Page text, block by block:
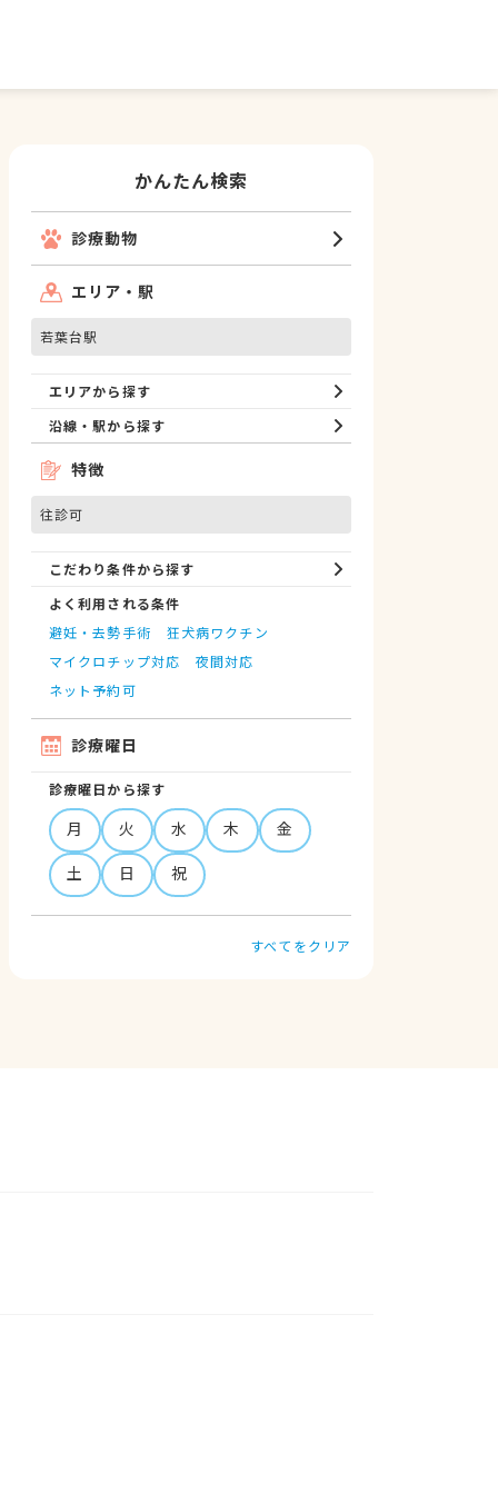
かんたん検索
診療動物
エリア・駅
若葉台駅
エリアから探す
沿線・駅から探す
特徴
往診可
こだわり条件から探す
よく利用される条件
避妊・去勢手術
狂犬病ワクチン
マイクロチップ対応
夜間対応
ネット予約可
診療曜日
診療曜日から探す
月 火 水 木
金
土
日 祝
すべてをクリア